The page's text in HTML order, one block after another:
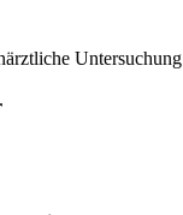
Untersuchung